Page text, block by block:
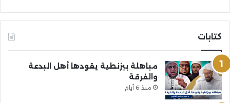
كتابات
مباهلة بيزنطية يقودها أهل البدعة
والفرقة
منذ 6 أيام